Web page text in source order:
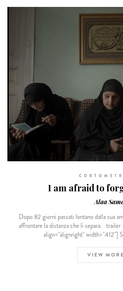
I am afraid to
Alaa
Dopo 82 giorni passati lontano dalla sua
affrontare la distanza che li separa.
align="alignright" width="412"]
VIEW MORE